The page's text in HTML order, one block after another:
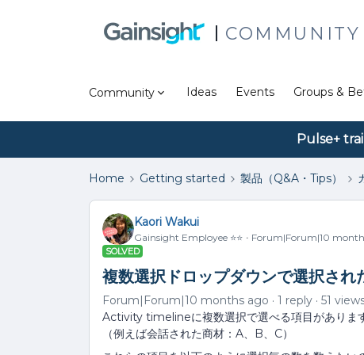
COMMUNITY
Community Ideas Events Groups &
Pulse+
Home Getting started 製品（Q&A・Tips）
Kaori Wakui
Gainsight Employee ⭐️⭐️ Forum|Forum|10
SOLVED
複数選択ドロップダウンで選択され
Forum|Forum|10 months ago 1 reply
51
Activity timelineに複数選択で選べる項目があります
（例えば会話された商材：A、B、C）